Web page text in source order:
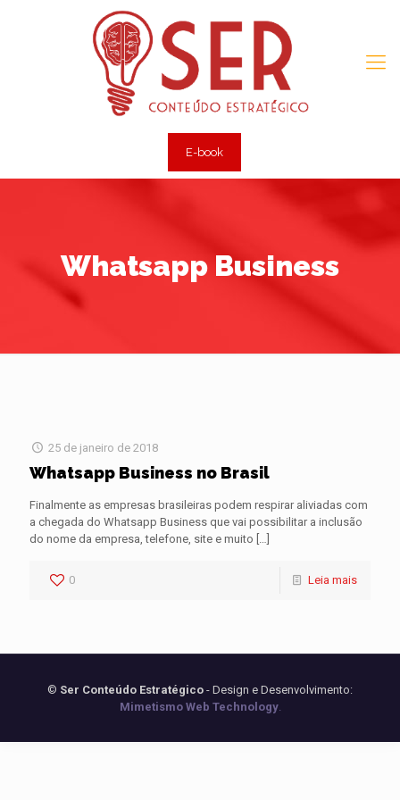
E-book
Whatsapp Business
25 de janeiro de 2018
Whatsapp Business no Brasil
Finalmente as empresas brasileiras podem respirar aliviadas com
a chegada do Whatsapp Business que vai possibilitar a inclusão
do nome da empresa, telefone, site e muito […]
0 Leia mais
© Ser Conteúdo Estratégico - Design e Desenvolvimento:
Mimetismo Web Technology.